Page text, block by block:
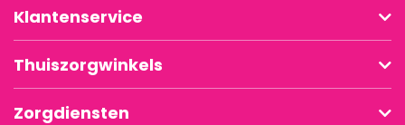
Klantenservice
Thuiszorgwinkels
Zorgdiensten